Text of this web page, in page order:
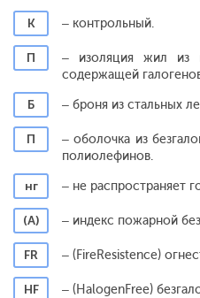
К – контрольный.
П
– изоляция жил из
содержащей
Б
– броня из стальных
П
– оболочка из
полиолефинов.
нг
– не распространяет
(А) – индекс пожарной
FR – (FireResistence)
HF – (HalogenFree)